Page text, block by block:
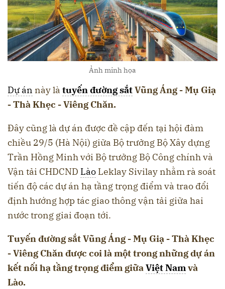
Ảnh minh họa
Dự án này là tuyến đường sắtVũng Áng - Mụ Giạ
- Thà Khẹc - Viêng Chăn.
Đây cũng là dự án được đề cập đến tại hội đàm
chiều 29/5 (Hà Nội) giữa Bộ trưởng Bộ Xây dựng
Trần Hồng Minh với Bộ trưởng Bộ Công chính và
Vận tải CHDCND Lào Leklay Sivilay nhằm rà soát
tiến độ các dự án hạ tầng trọng điểm và trao đổi
định hướng hợp tác giao thông vận tải giữa hai
nước trong giai đoạn tới.
Tuyến đường sắt Vũng Áng - Mụ Giạ - Thà Khẹc
- Viêng Chăn được coi là một trong những dự án
kết nối hạ tầng trọng điểm giữaViệt Namvà
Lào.